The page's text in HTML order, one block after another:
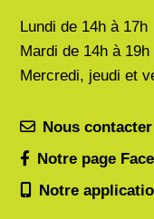
Lundi de 14h à 17h
Mardi de 14h à 19h
Mercredi, jeudi et
Nous contacter
Notre page
Notre